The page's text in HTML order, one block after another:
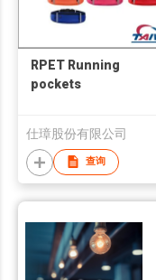
RPET Running
pockets
仕璋股份有限公司
查询